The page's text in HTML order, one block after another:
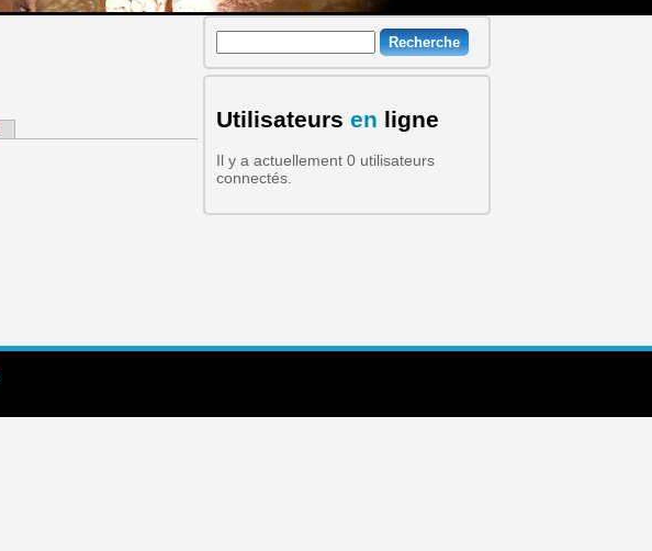
Formulaire de recherche
Recherche
Utilisateurs en ligne
Il y a actuellement 0 utilisateurs
connectés.